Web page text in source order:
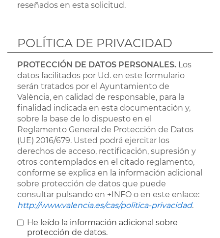
reseñados en esta solicitud.
POLÍTICA DE PRIVACIDAD
PROTECCIÓN DE DATOS PERSONALES. Los
datos facilitados por Ud. en este formulario
serán tratados por el Ayuntamiento de
València, en calidad de responsable, para la
finalidad indicada en esta documentación y,
sobre la base de lo dispuesto en el
Reglamento General de Protección de Datos
(UE) 2016/679. Usted podrá ejercitar los
derechos de acceso, rectificación, supresión y
otros contemplados en el citado reglamento,
conforme se explica en la información adicional
sobre protección de datos que puede
consultar pulsando en +INFO o en este enlace:
http://www.valencia.es/cas/politica-privacidad.
He leído la información adicional sobre
protección de datos.